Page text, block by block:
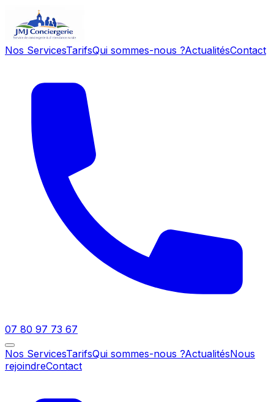
Nos ServicesTarifsQui sommes-nous ?ActualitésContact
07 80 97 73 67
Nos ServicesTarifsQui sommes-nous ?ActualitésNous
rejoindreContact